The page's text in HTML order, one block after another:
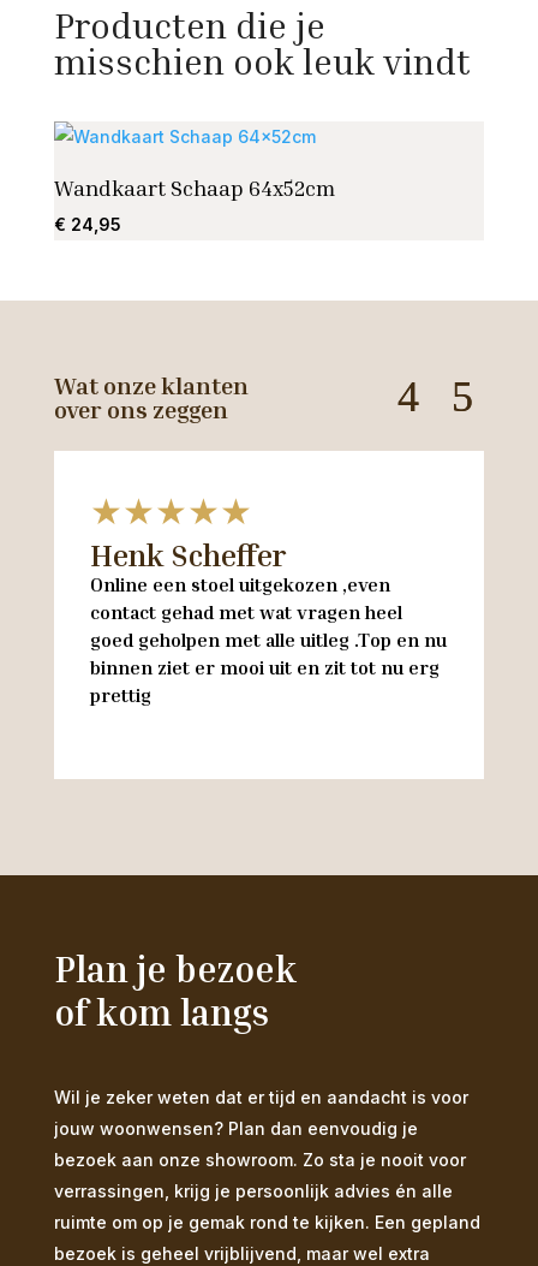
Producten die je
misschien ook leuk vindt
Wandkaart Schaap 64x52cm
€ 24,95
Wat onze klanten
over ons zeggen
★★★★★
Henk Scheffer
Online een stoel uitgekozen ,even
contact gehad met wat vragen heel
goed geholpen met alle uitleg .Top en nu
binnen ziet er mooi uit en zit tot nu erg
prettig
Plan je bezoek
of kom langs
Wil je zeker weten dat er tijd en aandacht is voor
jouw woonwensen? Plan dan eenvoudig je
bezoek aan onze showroom. Zo sta je nooit voor
verrassingen, krijg je persoonlijk advies én alle
ruimte om op je gemak rond te kijken. Een gepland
bezoek is geheel vrijblijvend, maar wel extra